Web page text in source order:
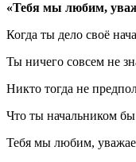
«Тебя мы любим,
Когда ты дело своё
Ты ничего совсем не
Никто тогда не
Что ты начальником бы
Тебя мы любим,